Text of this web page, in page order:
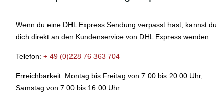
Wenn du eine DHL Express Sendung verpasst hast, kannst du
dich direkt an den Kundenservice von DHL Express wenden:
Telefon:+ 49 (0)228 76 363 704
Erreichbarkeit: Montag bis Freitag von 7:00 bis 20:00 Uhr,
Samstag von 7:00 bis 16:00 Uhr